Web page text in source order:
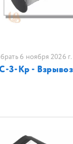
6 ноября 2026 г.
3-Кр -